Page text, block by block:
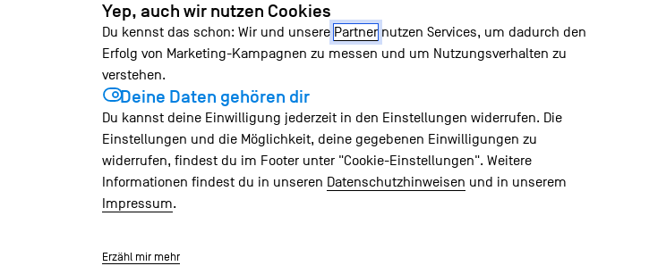
Yep, auch wir nutzen Cookies
Du kennst das schon: Wir und unsere Partnernutzen Services, um dadurch den
Erfolg von Marketing-Kampagnen zu messen und um Nutzungsverhalten zu
verstehen.
Deine Daten gehören dir
Du kannst deine Einwilligung jederzeit in den Einstellungen widerrufen. Die
Einstellungen und die Möglichkeit, deine gegebenen Einwilligungen zu
widerrufen, findest du im Footer unter "Cookie-Einstellungen". Weitere
Informationen findest du in unseren Datenschutzhinweisen und in unserem
Impressum.
Erzähl mir mehr